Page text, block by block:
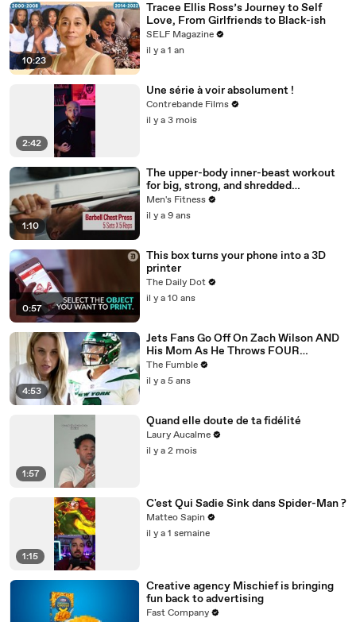
10:23
Tracee Ellis Ross’s Journey to Self
Love, From Girlfriends to Black-ish
SELF Magazine
il y a 1 an
2:42
Une série à voir absolument !
Contrebande Films
il y a 3 mois
1:10
The upper-body inner-beast workout
for big, strong, and shredded
shoulders, pecs, and triceps
Men's Fitness
il y a 9 ans
0:57
This box turns your phone into a 3D
printer
The Daily Dot
il y a 10 ans
4:53
Jets Fans Go Off On Zach Wilson AND
His Mom As He Throws FOUR
Interceptions In ONE Game
The Fumble
il y a 5 ans
1:57
Quand elle doute de ta fidélité
Laury Aucalme
il y a 2 mois
1:15
C'est Qui Sadie Sink dans Spider-Man ?
Matteo Sapin
il y a 1 semaine
Creative agency Mischief is bringing
fun back to advertising
Fast Company